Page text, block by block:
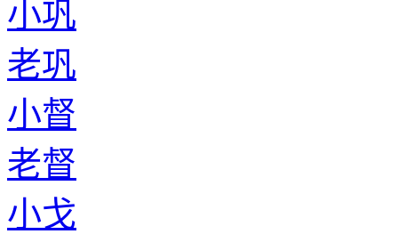
小巩
老巩
小督
老督
小戈